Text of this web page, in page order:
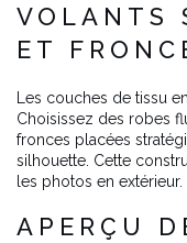
VOLANTS
ET
Les couches de tissu
Choisissez des robes
fronces placées
silhouette. Cette
les photos en extérieur.
APERÇU